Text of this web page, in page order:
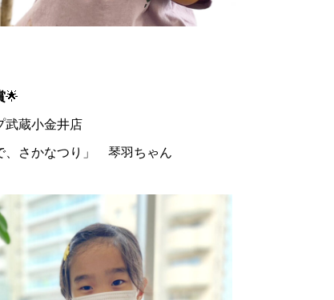
🌟
武蔵小金井店
、さかなつり」 琴羽ちゃん